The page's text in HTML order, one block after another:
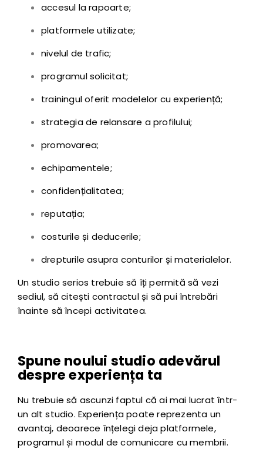
accesul la rapoarte;
platformele utilizate;
nivelul de trafic;
programul solicitat;
trainingul oferit modelelor cu experiență;
strategia de relansare a profilului;
promovarea;
echipamentele;
confidențialitatea;
reputația;
costurile și deducerile;
drepturile asupra conturilor și materialelor.
Un studio serios trebuie să îți permită să vezi
sediul, să citești contractul și să pui întrebări
înainte să începi activitatea.
Spune noului studio adevărul
despre experiența ta
Nu trebuie să ascunzi faptul că ai mai lucrat într-
un alt studio. Experiența poate reprezenta un
avantaj, deoarece înțelegi deja platformele,
programul și modul de comunicare cu membrii.